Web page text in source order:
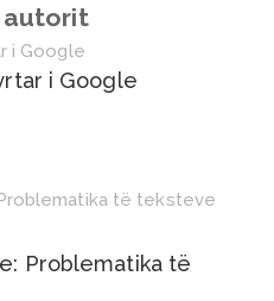
autorit
i Google
Problematika të